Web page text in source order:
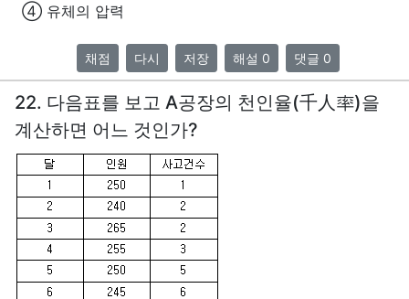
④ 유체의 압력
채점 다시 저장 해설 0 댓글 0
22. 다음표를 보고 A공장의 천인율(千人率)을
계산하면 어느 것인가?